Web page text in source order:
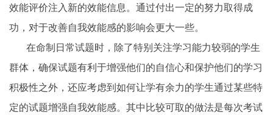
效能评价注入新的效能信息。通过付出一定的努力取得成
功，对于改善自我效能感的影响会更大一些。
在命制日常试题时，除了特别关注学习能力较弱的学生
群体，确保试题有利于增强他们的自信心和保护他们的学习
积极性之外，还应考虑到如何让学有余力的学生通过某些特
定的试题增强自我效能感。其中比较可取的做法是每次考试